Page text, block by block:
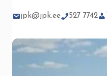
jpk@jpk.ee 527 7742